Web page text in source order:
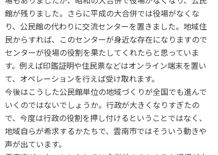
館が残りました。さらに平成の大合併では役場がなくな
り、公民館の代わりに交流センターを置きました。地域住
民からすれば、このセンターが身近な存在になりますので
センターが役場の役割を果たしてくれたらと思っていま
す。例えば印鑑証明や住民票などはオンライン端末を置い
て、オペレーションを行えば受け取れます。
今後はこうした公民館単位の地域づくりが全国でも進んで
いくのではないでしょうか。行政が大きくなりすぎたの
で、今度は行政の役割を押し付けるということではなく、
地域自らが希求するかたちで、雲南市ではそういう動きや
声が出ています。